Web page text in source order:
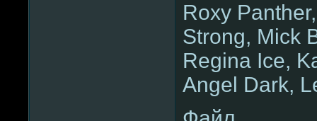
Roxy
Strong, Mick
Regina Ice,
Angel Dark,